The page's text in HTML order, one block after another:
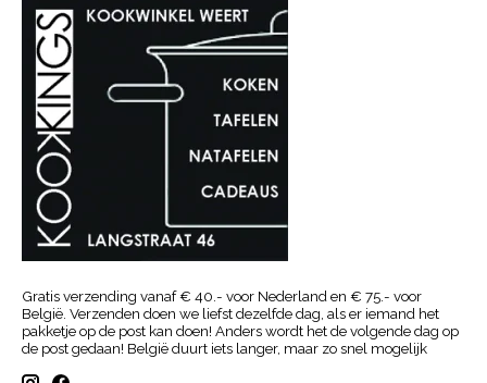
Gratis verzending vanaf € 40.- voor Nederland en € 75.- voor
België. Verzenden doen we liefst dezelfde dag, als er iemand het
pakketje op de post kan doen! Anders wordt het de volgende dag op
de post gedaan! België duurt iets langer, maar zo snel mogelijk